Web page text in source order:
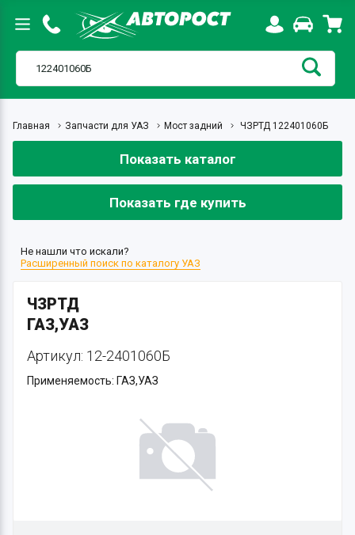
Главная Запчасти для УАЗ Мост задний ЧЗРТД 122401060Б
Показать каталог
Показать где купить
Не нашли что искали?
Расширенный поиск по каталогу УАЗ
ЧЗРТД
ГАЗ,УАЗ
Артикул: 12-2401060Б
Применяемость: ГАЗ,УАЗ